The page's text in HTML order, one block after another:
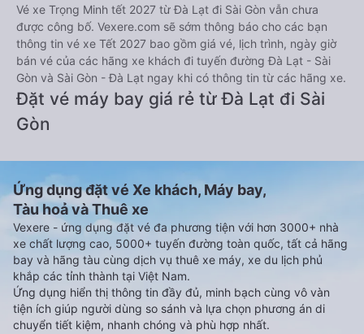
Vé xe Trọng Minh tết 2027 từ Đà Lạt đi Sài Gòn vẫn chưa
được công bố. Vexere.com sẽ sớm thông báo cho các bạn
thông tin vé xe Tết 2027 bao gồm giá vé, lịch trình, ngày giờ
bán vé của các hãng xe khách đi tuyến đường Đà Lạt - Sài
Gòn và Sài Gòn - Đà Lạt ngay khi có thông tin từ các hãng xe.
Đặt vé máy bay giá rẻ từ Đà Lạt đi Sài
Gòn
Ứng dụng đặt vé Xe khách, Máy bay,
Tàu hoả và Thuê xe
Vexere - ứng dụng đặt vé đa phương tiện với hơn 3000+ nhà
xe chất lượng cao, 5000+ tuyến đường toàn quốc, tất cả hãng
bay và hãng tàu cùng dịch vụ thuê xe máy, xe du lịch phủ
khắp các tỉnh thành tại Việt Nam.
Ứng dụng hiển thị thông tin đầy đủ, minh bạch cùng vô vàn
tiện ích giúp người dùng so sánh và lựa chọn phương án di
chuyển tiết kiệm, nhanh chóng và phù hợp nhất.